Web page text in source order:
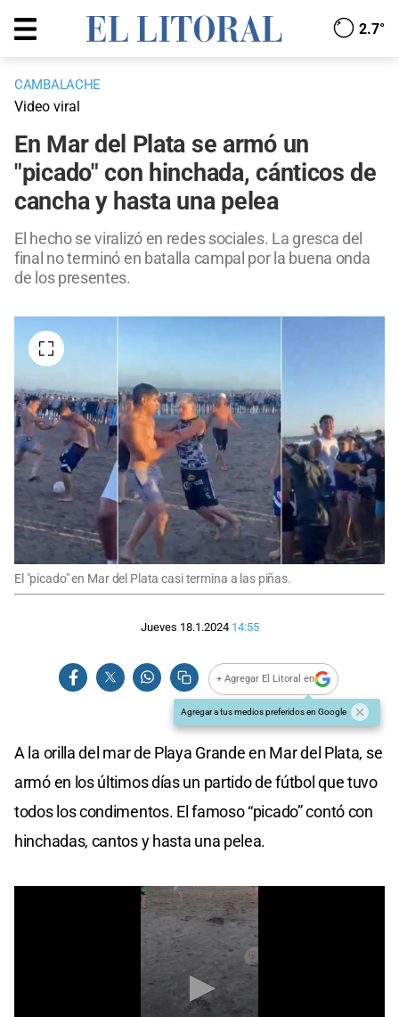
2.7°
CAMBALACHE
Video viral
En Mar del Plata se armó un
"picado" con hinchada, cánticos de
cancha y hasta una pelea
El hecho se viralizó en redes sociales. La gresca del
final no terminó en batalla campal por la buena onda
de los presentes.
El "picado" en Mar del Plata casi termina a las piñas.
Jueves 18.1.2024 14:55
+ Agregar El Litoral en
Agregar a tus medios preferidos en Google
A la orilla del mar de Playa Grande en Mar del Plata, se
armó en los últimos días un partido de fútbol que tuvo
todos los condimentos. El famoso “picado” contó con
hinchadas, cantos y hasta una pelea.